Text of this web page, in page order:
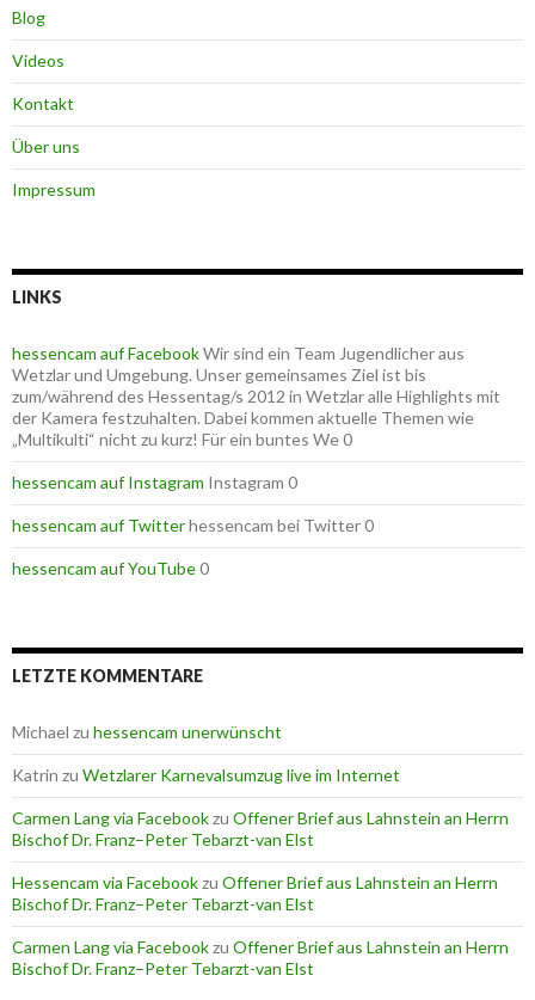
Blog
Videos
Kontakt
Über uns
Impressum
LINKS
hessencam auf FacebookWir sind ein Team Jugendlicher aus
Wetzlar und Umgebung. Unser gemeinsames Ziel ist bis
zum/während des Hessentag/s 2012 in Wetzlar alle Highlights mit
der Kamera festzuhalten. Dabei kommen aktuelle Themen wie
„Multikulti“ nicht zu kurz! Für ein buntes We 0
hessencam auf Instagram Instagram 0
hessencam auf Twitterhessencam bei Twitter 0
hessencam auf YouTube0
LETZTE KOMMENTARE
Michael zu hessencam unerwünscht
Katrin zu Wetzlarer Karnevalsumzug live im Internet
Carmen Lang via Facebookzu Offener Brief aus Lahnstein an Herrn
Bischof Dr. Franz–Peter Tebarzt-van Elst
Hessencam via Facebookzu Offener Brief aus Lahnstein an Herrn
Bischof Dr. Franz–Peter Tebarzt-van Elst
Carmen Lang via Facebookzu Offener Brief aus Lahnstein an Herrn
Bischof Dr. Franz–Peter Tebarzt-van Elst